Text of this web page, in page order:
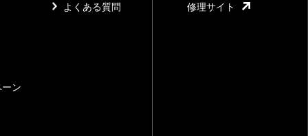
ン
よくある質問 修理サイト